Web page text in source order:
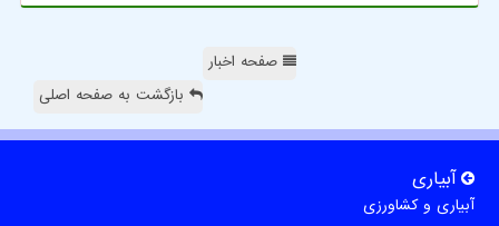
صفحه اخبار
بازگشت به صفحه اصلی
آبیاری
آبیاری و کشاورزی